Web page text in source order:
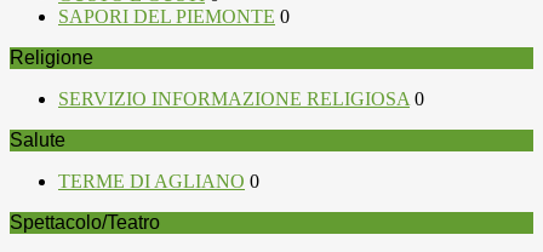
SAPORI DEL PIEMONTE 0
Religione
SERVIZIO INFORMAZIONE RELIGIOSA 0
Salute
TERME DI AGLIANO 0
Spettacolo/Teatro